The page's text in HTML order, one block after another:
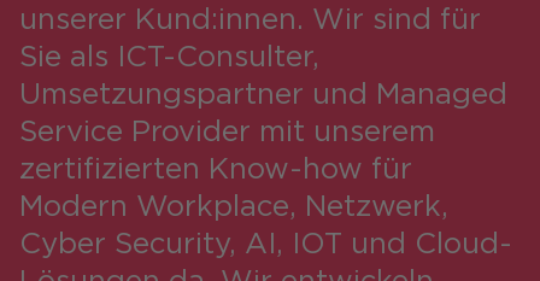
Nachhaltigkeit CANCOM Austria
Karriere
unserer Kund:innen. Wir sind für
Sie als ICT-Consulter,
Umsetzungspartner und Managed
Service Provider mit unserem
zertifizierten Know-how für
Modern Workplace, Netzwerk,
Cyber Security, AI, IOT und Cloud-